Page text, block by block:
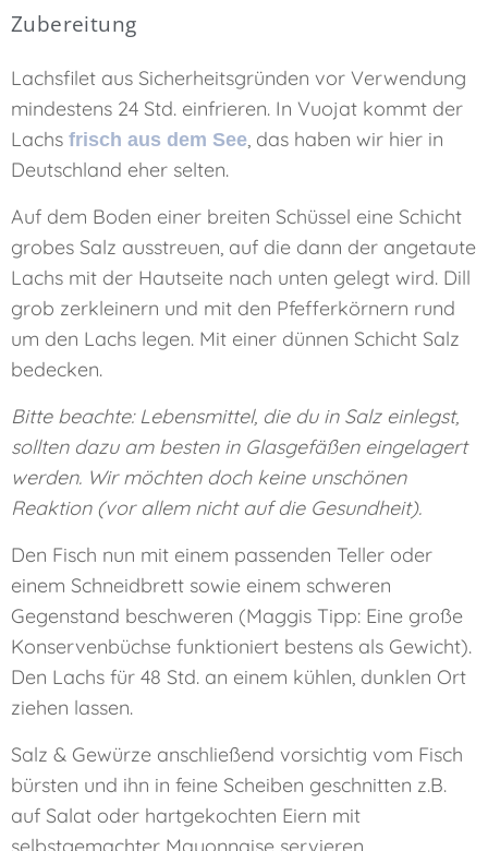
Zubereitung
Lachsfilet aus Sicherheitsgründen vor Verwendung
mindestens 24 Std. einfrieren. In Vuojat kommt der
Lachs frisch aus dem See, das haben wir hier in
Deutschland eher selten.
Auf dem Boden einer breiten Schüssel eine Schicht
grobes Salz ausstreuen, auf die dann der angetaute
Lachs mit der Hautseite nach unten gelegt wird. Dill
grob zerkleinern und mit den Pfefferkörnern rund
um den Lachs legen. Mit einer dünnen Schicht Salz
bedecken.
Bitte beachte: Lebensmittel, die du in Salz einlegst,
sollten dazu am besten in Glasgefäßen eingelagert
werden. Wir möchten doch keine unschönen
Reaktion (vor allem nicht auf die Gesundheit).
Den Fisch nun mit einem passenden Teller oder
einem Schneidbrett sowie einem schweren
Gegenstand beschweren (Maggis Tipp: Eine große
Konservenbüchse funktioniert bestens als Gewicht).
Den Lachs für 48 Std. an einem kühlen, dunklen Ort
ziehen lassen.
Salz & Gewürze anschließend vorsichtig vom Fisch
bürsten und ihn in feine Scheiben geschnitten z.B.
auf Salat oder hartgekochten Eiern mit